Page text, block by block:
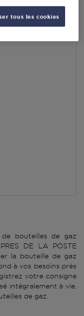
bouteilles de gaz
DE LA POSTE
la bouteille de gaz
à vos besoins près
votre consigne
intégralement à vie.
de gaz.
tous les cookies